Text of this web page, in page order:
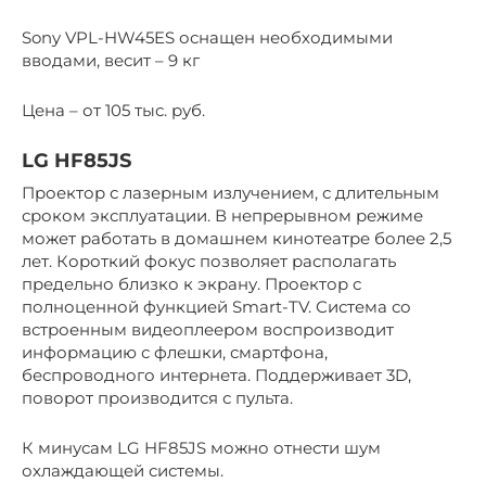
Sony VPL-HW45ES оснащен необходимыми
вводами, весит – 9 кг
Цена – от 105 тыс. руб.
LG HF85JS
Проектор с лазерным излучением, с длительным
сроком эксплуатации. В непрерывном режиме
может работать в домашнем кинотеатре более 2,5
лет. Короткий фокус позволяет располагать
предельно близко к экрану. Проектор с
полноценной функцией Smart-TV. Система со
встроенным видеоплеером воспроизводит
информацию с флешки, смартфона,
беспроводного интернета. Поддерживает 3D,
поворот производится с пульта.
К минусам LG HF85JS можно отнести шум
охлаждающей системы.